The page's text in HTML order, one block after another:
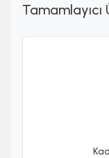
Tamamlayıcı